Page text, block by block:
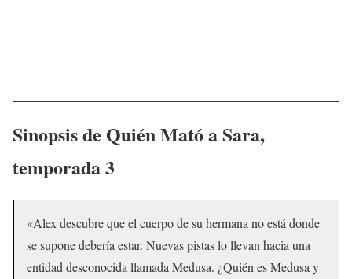
Sinopsis de Quién Mató a Sara,
temporada 3
«Alex descubre que el cuerpo de su hermana no está donde
se supone debería estar. Nuevas pistas lo llevan hacia una
entidad desconocida llamada Medusa. ¿Quién es Medusa y